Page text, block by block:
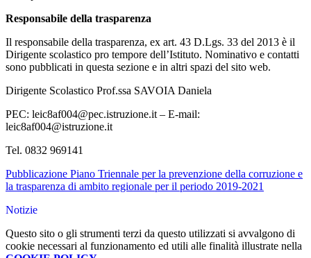
Responsabile della trasparenza
Il responsabile della trasparenza, ex art. 43 D.Lgs. 33 del 2013 è il
Dirigente scolastico pro tempore dell’Istituto. Nominativo e contatti
sono pubblicati in questa sezione e in altri spazi del sito web.
Dirigente Scolastico Prof.ssa SAVOIA Daniela
PEC: leic8af004@pec.istruzione.it – E-mail:
leic8af004@istruzione.it
Tel. 0832 969141
Pubblicazione Piano Triennale per la prevenzione della corruzione e
la trasparenza di ambito regionale per il periodo 2019-2021
Notizie
Questo sito o gli strumenti terzi da questo utilizzati si avvalgono di
cookie necessari al funzionamento ed utili alle finalità illustrate nella